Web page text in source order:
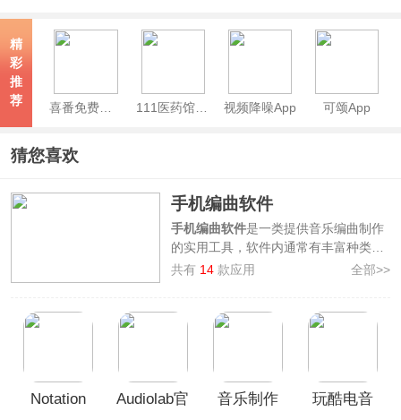
精
彩
推
荐
喜番免费短剧APP 111医药馆App 视频降噪App 可颂App
猜您喜欢
手机编曲软件
手机编曲软件是一类提供音乐编曲制作
的实用工具，软件内通常有丰富种类的
乐器模拟、音轨编辑、音效调整的功
仍存在一定操作局限，但可以胜任基础
制作APP，其中包含如
MuseScore、
Cubase、Medly、音乐制作工坊等手
共有 14 款应用 全部>>
Notation
Audiolab官
音乐制作
玩酷电音